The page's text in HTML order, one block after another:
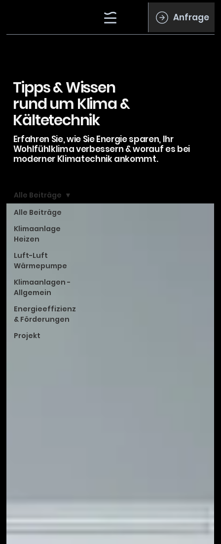
Anfrage
Tipps & Wissen
rund um Klima &
Kältetechnik
Erfahren Sie, wie Sie Energie sparen, Ihr
Wohlfühlklima verbessern & worauf es bei
moderner Klimatechnik ankommt.
Alle Beiträge
Klimaanlage
Heizen
Luft-Luft
Wärmepumpe
Klimaanlagen -
Allgemein
Energieeffizienz
& Förderungen
Projekt
Alle Beiträge